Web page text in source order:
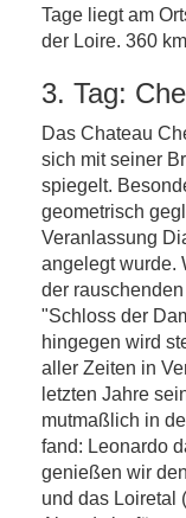
Tage liegt am
der Loire. 360
3. Tag:
Das Chateau
sich mit seiner
spiegelt.
geometrisch
Veranlassung
angelegt wurde.
der
"Schloss der
hingegen wird
aller Zeiten in
letzten Jahre
mutmaßlich in
fand: Leonardo
genießen wir
und das Loiretal